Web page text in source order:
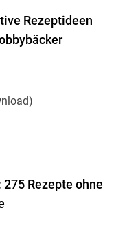
Rezeptideen
Rezepte ohne